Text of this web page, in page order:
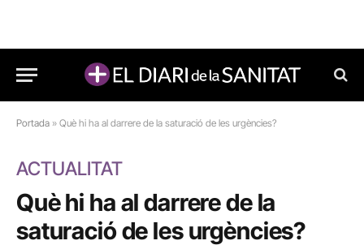
Portada » Què hi ha al darrere de la saturació de les urgències?
ACTUALITAT
Què hi ha al darrere de la
saturació de les urgències?